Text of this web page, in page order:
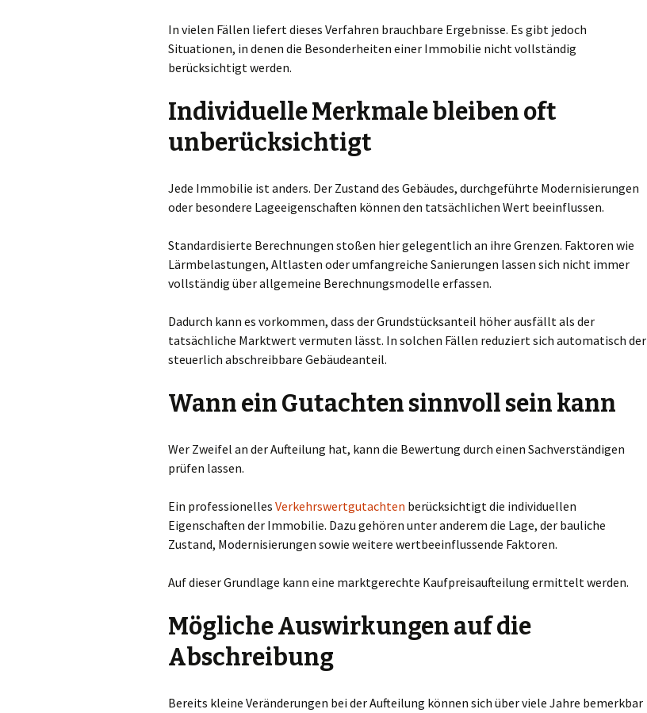
In vielen Fällen liefert dieses Verfahren brauchbare Ergebnisse. Es gibt jedoch
Situationen, in denen die Besonderheiten einer Immobilie nicht vollständig
berücksichtigt werden.
Individuelle Merkmale bleiben oft
unberücksichtigt
Jede Immobilie ist anders. Der Zustand des Gebäudes, durchgeführte Modernisierungen
oder besondere Lageeigenschaften können den tatsächlichen Wert beeinflussen.
Standardisierte Berechnungen stoßen hier gelegentlich an ihre Grenzen. Faktoren wie
Lärmbelastungen, Altlasten oder umfangreiche Sanierungen lassen sich nicht immer
vollständig über allgemeine Berechnungsmodelle erfassen.
Dadurch kann es vorkommen, dass der Grundstücksanteil höher ausfällt als der
tatsächliche Marktwert vermuten lässt. In solchen Fällen reduziert sich automatisch der
steuerlich abschreibbare Gebäudeanteil.
Wann ein Gutachten sinnvoll sein kann
Wer Zweifel an der Aufteilung hat, kann die Bewertung durch einen Sachverständigen
prüfen lassen.
Ein professionelles Verkehrswertgutachten berücksichtigt die individuellen
Eigenschaften der Immobilie. Dazu gehören unter anderem die Lage, der bauliche
Zustand, Modernisierungen sowie weitere wertbeeinflussende Faktoren.
Auf dieser Grundlage kann eine marktgerechte Kaufpreisaufteilung ermittelt werden.
Mögliche Auswirkungen auf die
Abschreibung
Bereits kleine Veränderungen bei der Aufteilung können sich über viele Jahre bemerkbar